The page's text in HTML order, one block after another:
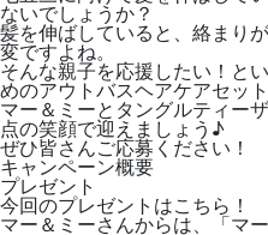
ないでしょうか？
髪を伸ばしていると、絡まり
変ですよね。
そんな親子を応援したい！と
めのアウトバスヘアケアセッ
マー＆ミーとタングルティー
点の笑顔で迎えましょう♪
ぜひ皆さんご応募ください！
キャンペーン概要
プレゼント
今回のプレゼントはこちら！
マー＆ミーさんからは、「マ